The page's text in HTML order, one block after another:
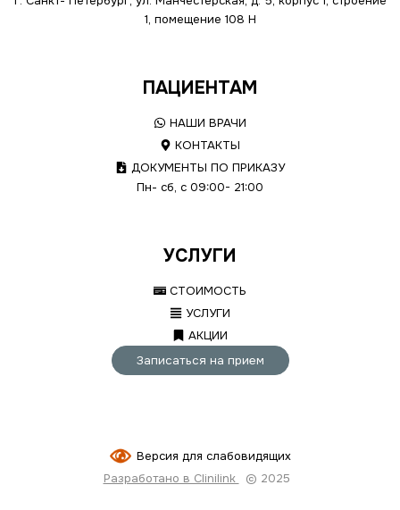
1, помещение 108 Н
ПАЦИЕНТАМ
НАШИ ВРАЧИ
КОНТАКТЫ
ДОКУМЕНТЫ ПО ПРИКАЗУ
Пн- сб, с 09:00- 21:00
УСЛУГИ
СТОИМОСТЬ
УСЛУГИ
АКЦИИ
Записаться на прием
Версия для слабовидящих
Разработано в Clinilink
© 2025